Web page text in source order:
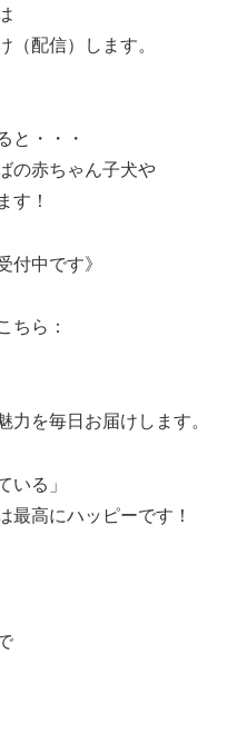
（配信）します。
と・・・
の赤ちゃん子犬や
す！
付中です》
ちら：
力を毎日お届けします。
いる」
最高にハッピーです！